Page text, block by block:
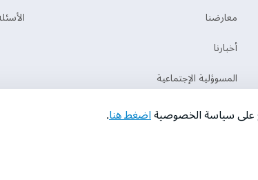
‫معارضنا‬
‫أخبارنا‬
المسوؤلية الإجتماعية
على سياسة الخصوصيةاضغط هنا.